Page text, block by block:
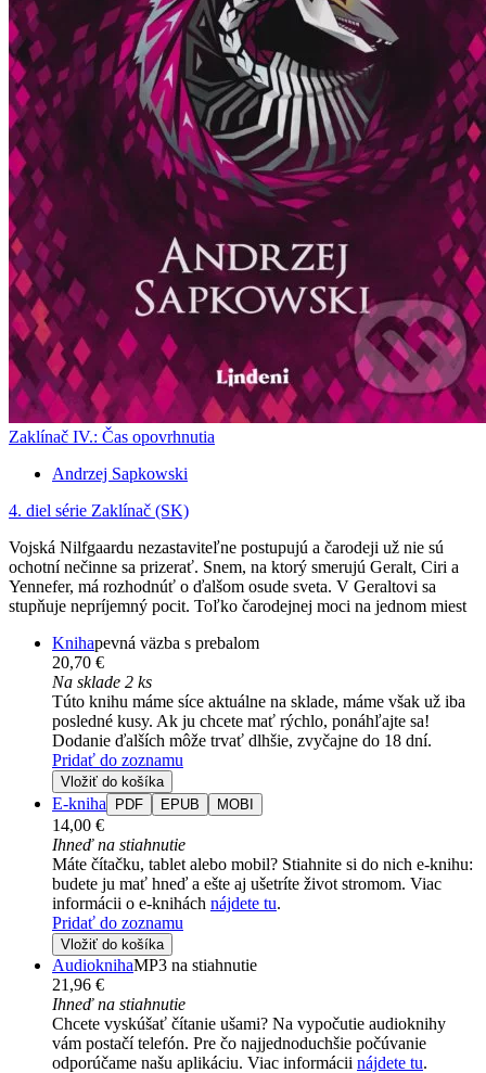
Zaklínač IV.: Čas opovrhnutia
Andrzej Sapkowski
4. diel série Zaklínač (SK)
Vojská Nilfgaardu nezastaviteľne postupujú a čarodeji už nie sú
ochotní nečinne sa prizerať. Snem, na ktorý smerujú Geralt, Ciri a
Yennefer, má rozhodnúť o ďalšom osude sveta. V Geraltovi sa
stupňuje nepríjemný pocit. Toľko čarodejnej moci na jednom miest
Knihapevná väzba s prebalom
20,70 €
Na sklade 2 ks
Túto knihu máme síce aktuálne na sklade, máme však už iba
posledné kusy. Ak ju chcete mať rýchlo, ponáhľajte sa!
Dodanie ďalších môže trvať dlhšie, zvyčajne do 18 dní.
Pridať do zoznamu
Vložiť do košíka
E-kniha PDF EPUB MOBI
14,00 €
Ihneď na stiahnutie
Máte čítačku, tablet alebo mobil? Stiahnite si do nich e-knihu:
budete ju mať hneď a ešte aj ušetríte život stromom. Viac
informácii o e-knihách nájdete tu.
Pridať do zoznamu
Vložiť do košíka
AudioknihaMP3 na stiahnutie
21,96 €
Ihneď na stiahnutie
Chcete vyskúšať čítanie ušami? Na vypočutie audioknihy
vám postačí telefón. Pre čo najjednoduchšie počúvanie
odporúčame našu aplikáciu. Viac informácii nájdete tu.